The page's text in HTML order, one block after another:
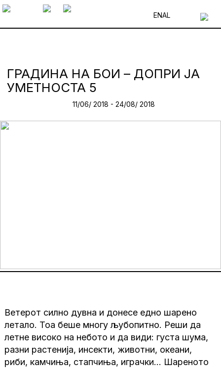
ENAL
ГРАДИНА НА БОИ – ДОПРИ JА
УМЕТНОСТА 5
11/06/ 2018 - 24/08/ 2018
Ветерот силно дувна и донесе едно шарено
летало. Тоа беше многу љубопитно. Реши да
летне високо на небото и да види: густа шума,
разни растенија, инсекти, животни, океани,
риби, камчиња, стапчиња, играчки… Шареното